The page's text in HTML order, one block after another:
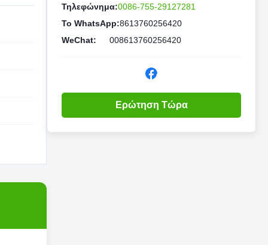
Τηλεφώνημα:0086-755-29127281
Το WhatsApp:8613760256420
WeChat:
008613760256420
Ερώτηση Τώρα